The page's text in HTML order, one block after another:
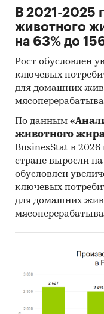
продвижения
Прогноз
кухонных
лет
Выводы о
кухонных
Источники
Результаты
кухонных
Официальные
информации
Сайты
Архивы СМИ
В 2021-2025
животного
на 63% до
Рост обусловлен
ключевых
для домашних
По данным
животного жира
BusinesStat в 2026
стране выросли
обусловлен
ключевых
для домашних